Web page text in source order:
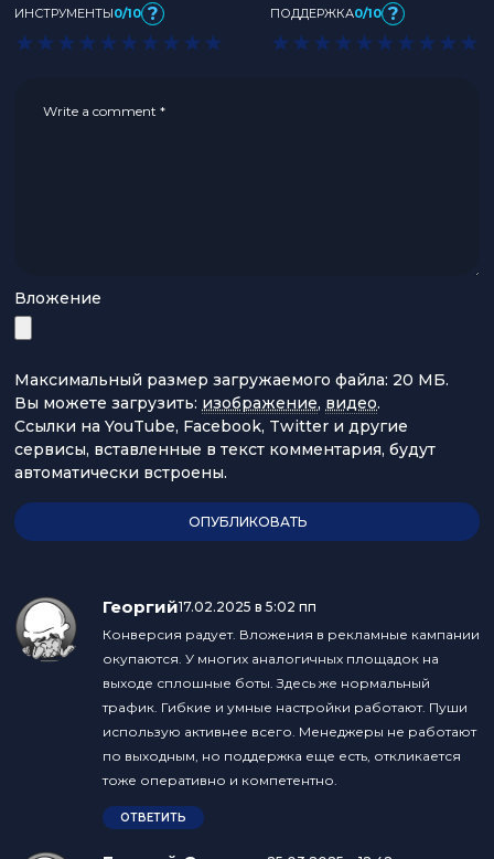
ИНСТРУМЕНТЫ0/10 ?
★ ★ ★ ★ ★ ★ ★ ★ ★ ★
ПОДДЕРЖКА0/10 ?
★ ★ ★ ★ ★ ★ ★ ★ ★ ★
Вложение
Максимальный размер загружаемого файла: 20 МБ.
Вы можете загрузить: изображение, видео.
Ссылки на YouTube, Facebook, Twitter и другие
сервисы, вставленные в текст комментария, будут
автоматически встроены.
Георгий:17.02.2025 в 5:02 пп
Конверсия радует. Вложения в рекламные кампании
окупаются. У многих аналогичных площадок на
выходе сплошные боты. Здесь же нормальный
трафик. Гибкие и умные настройки работают. Пуши
использую активнее всего. Менеджеры не работают
по выходным, но поддержка еще есть, откликается
тоже оперативно и компетентно.
ОТВЕТИТЬ